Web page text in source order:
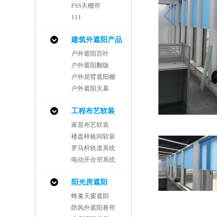
FSS天棚帘
111
建筑外遮阳产品
户外遮阳百叶
户外遮阳翻版
户外屈臂遮阳棚
户外遮阳天幕
工程布艺软装
家居布艺软装
楼盘样板间软装
罗马杆轨道系统
电动开合帘系统
阳光房遮阳
蜂巢天窗遮阳
防风外遮阳卷帘